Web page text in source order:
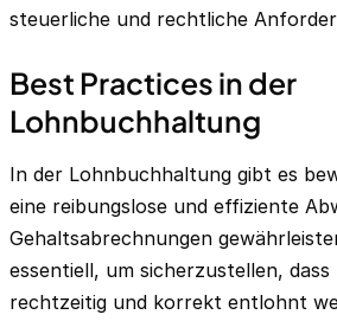
steuerliche und rechtliche
Best Practices in der
Lohnbuchhaltung
In der Lohnbuchhaltung gibt es
eine reibungslose und effiziente
Gehaltsabrechnungen
essentiell, um sicherzustellen,
rechtzeitig und korrekt entlohnt